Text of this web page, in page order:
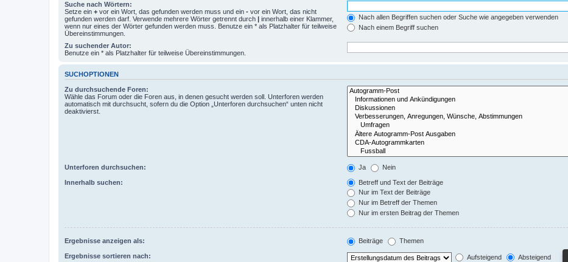
Suche nach Wörtern:
Setze ein + vor ein Wort, das gefunden werden muss und ein - vor ein Wort, das nicht
gefunden werden darf. Verwende mehrere Wörter getrennt durch | innerhalb einer Klammer,
wenn nur eines der Wörter gefunden werden muss. Benutze ein * als Platzhalter für teilweise
Übereinstimmungen.
Nach allen Begriffen suchen oder Suche wie angegeben verwenden
Nach einem Begriff suchen
Zu suchender Autor:
Benutze ein * als Platzhalter für teilweise Übereinstimmungen.
SUCHOPTIONEN
Zu durchsuchende Foren:
Wähle das Forum oder die Foren aus, in denen gesucht werden soll. Unterforen werden
automatisch mit durchsucht, sofern du die Option „Unterforen durchsuchen“ unten nicht
deaktivierst.
Unterforen durchsuchen: Ja Nein
Innerhalb suchen:
Betreff und Text der Beiträge
Nur im Text der Beiträge
Nur im Betreff der Themen
Nur im ersten Beitrag der Themen
Ergebnisse anzeigen als: Beiträge Themen
Ergebnisse sortieren nach: Aufsteigend Absteigend